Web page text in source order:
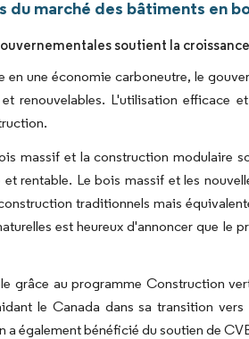
du marché des bâtiments en
soutient la
en une économie carboneutre, le
renouvelables. L'utilisation efficace
massif et la construction modulaire
rentable. Le bois massif et les
traditionnels mais
est heureux d'annoncer que le
grâce au programme Construction
le Canada dans sa transition
a également bénéficié du soutien de